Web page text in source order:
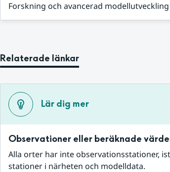
Forskning och avancerad
Relaterade länkar
Lär dig mer
Observationer eller beräknade
Alla orter har inte observationsstationer,
stationer i närheten och modelldata.